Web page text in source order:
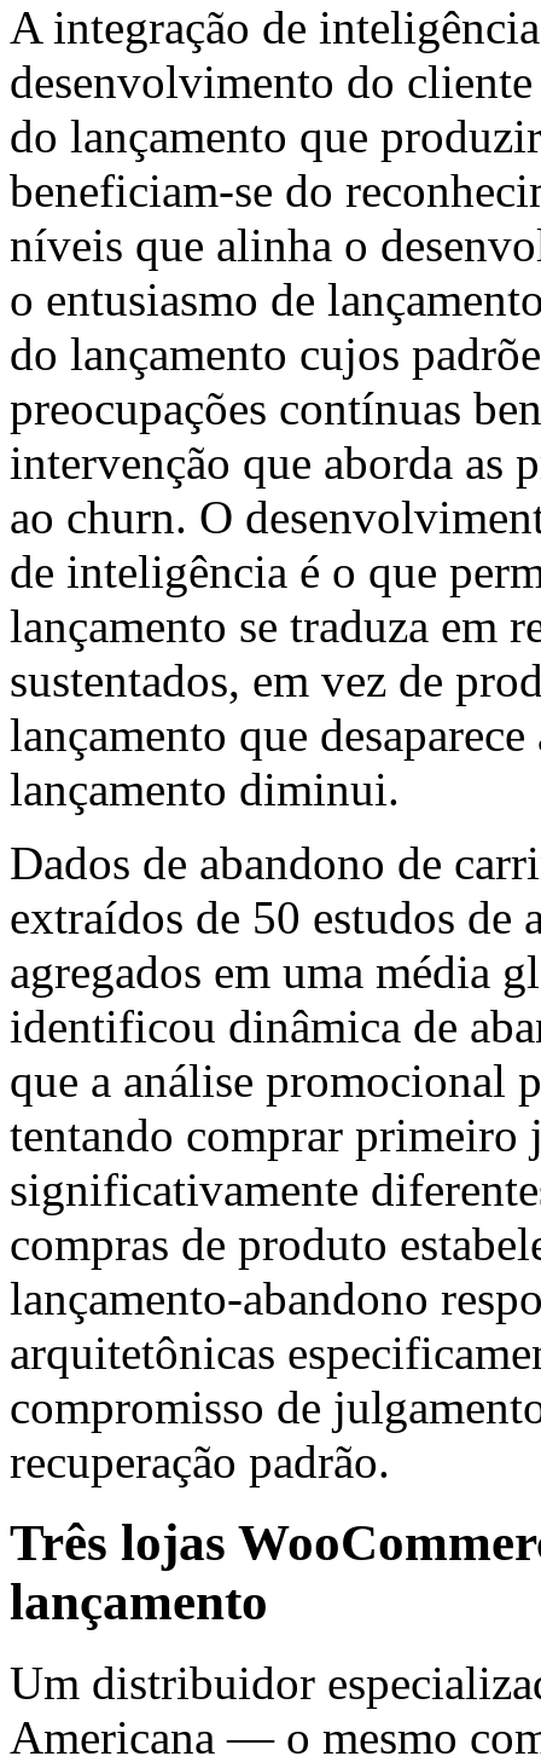
A integração de
desenvolvimento do
do lançamento que
beneficiam-se do
níveis que alinha o
o entusiasmo de
do lançamento cujos
preocupações contínuas
intervenção que aborda as
ao churn. O
de inteligência é o que
lançamento se traduza em
sustentados, em vez de
lançamento que
lançamento diminui.
Dados de abandono de
extraídos de 50 estudos de
agregados em uma média
identificou dinâmica de
que a análise promocional
tentando comprar primeiro
significativamente
compras de produto
lançamento-abandono
arquitetônicas
compromisso de
recuperação padrão.
Três lojas
lançamento
Um distribuidor
Americana — o mesmo